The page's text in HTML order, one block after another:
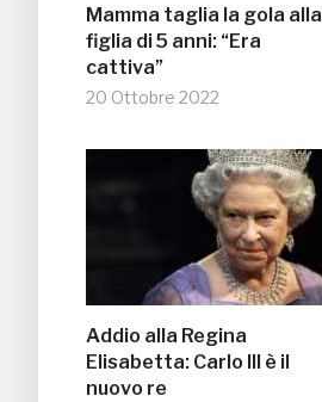
Mamma taglia la gola alla
figlia di 5 anni: “Era
cattiva”
20 Ottobre 2022
Addio alla Regina
Elisabetta: Carlo III è il
nuovo re